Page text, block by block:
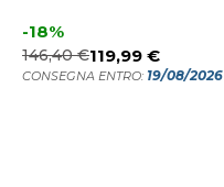
-18%
146,40 €119,99 €
CONSEGNA ENTRO: 19/08/2026